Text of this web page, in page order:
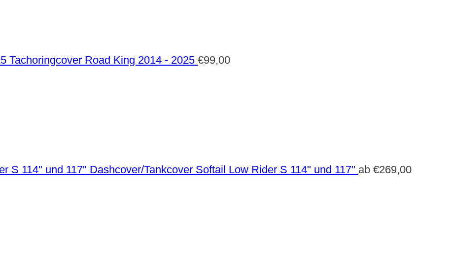
Tachoringcover Road King 2014 - 2025 €99,00
Dashcover/Tankcover Softail Low Rider S 114" und 117" ab €269,00